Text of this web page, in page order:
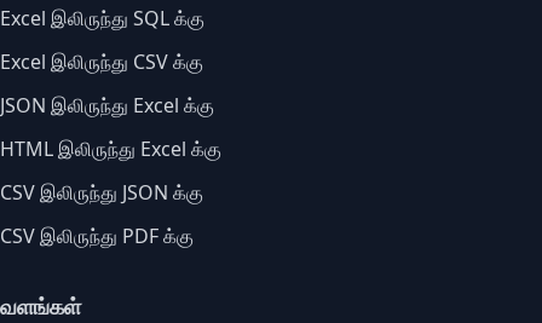
Excel இலிருந்து SQL க்கு
Excel இலிருந்து CSV க்கு
JSON இலிருந்து Excel க்கு
HTML இலிருந்து Excel க்கு
CSV இலிருந்து JSON க்கு
CSV இலிருந்து PDF க்கு
வளங்கள்